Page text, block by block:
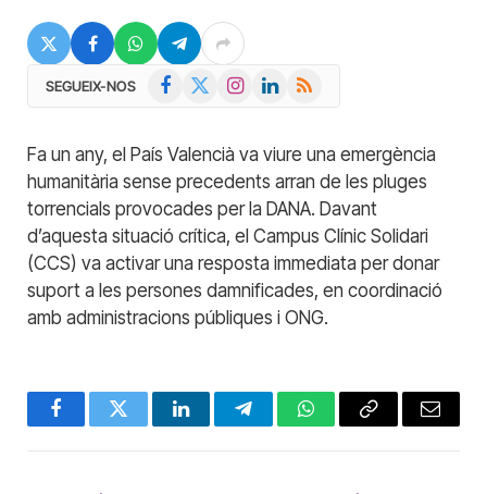
SEGUEIX-NOS Facebook InstagramLinkedIn
RSS
Fa un any, el País Valencià va viure una emergència
humanitària sense precedents arran de les pluges
torrencials provocades per la DANA. Davant
d’aquesta situació crítica, el Campus Clínic Solidari
(CCS) va activar una resposta immediata per donar
suport a les persones damnificades, en coordinació
amb administracions públiques i ONG.
FacebookTwitter LinkedInTelegramWhatsAppCopy
Email